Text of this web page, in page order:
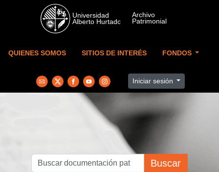
Skip to main content
QUIENES SOMOS SITIOS DE INTERÉS FONDOS
Iniciar sesión
Buscar